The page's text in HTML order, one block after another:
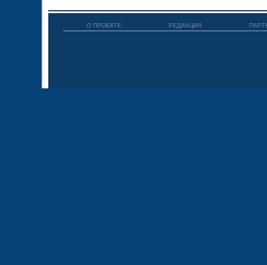
О ПРОЕКТЕ РЕДАКЦИЯ